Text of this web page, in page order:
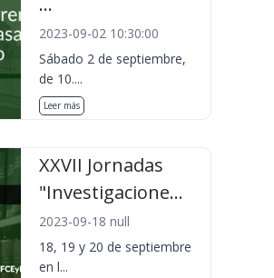
2023-09-02 10:30:00
Sábado 2 de septiembre,
de 10....
Leer más
XXVII Jornadas
"Investigacione...
2023-09-18 null
18, 19 y 20 de septiembre
en l...